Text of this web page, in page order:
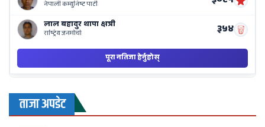
ताजा अपडेट